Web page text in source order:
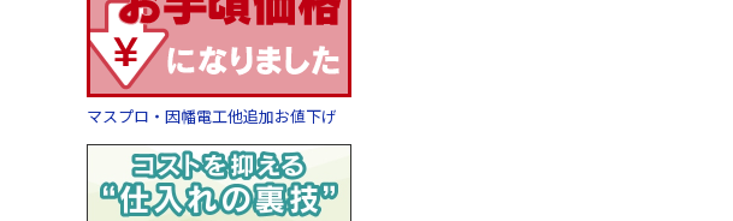
マスプロ・因幡電工他追加お値下げ